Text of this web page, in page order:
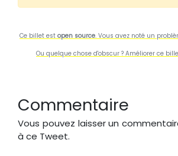
Ce billet est open source. Vous avez noté un
Ou quelque chose d'obscur ? Améliorer ce
Commentaire
Vous pouvez laisser un
à ce Tweet.